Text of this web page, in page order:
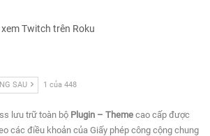
Twitch trên Roku
SAU 1 của 448
lưu trữ toàn bộ Plugin – Theme cao cấp được
các điều khoản của Giấy phép công cộng chung